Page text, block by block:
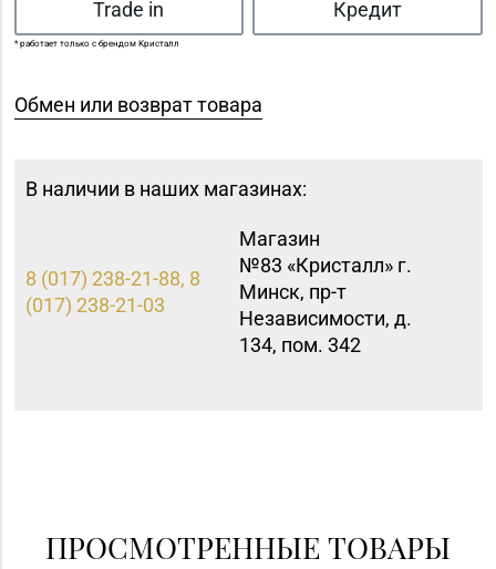
Trade in Кредит
* работает только с брендом Кристалл
Обмен или возврат товара
В наличии в наших магазинах:
8 (017) 238-21-88, 8
(017) 238-21-03
Магазин
№83 «Кристалл» г.
Минск, пр-т
Независимости, д.
134, пом. 342
ПРОСМОТРЕННЫЕ ТОВАРЫ